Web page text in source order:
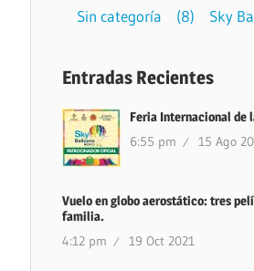
Sin categoría
(8) Sky
Entradas Recientes
Feria Internacional de
6:55 pm 15 Ago
Vuelo en globo aerostático: tres
familia.
4:12 pm 19 Oct 2021